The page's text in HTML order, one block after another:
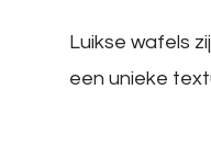
Luikse wafels
een unieke